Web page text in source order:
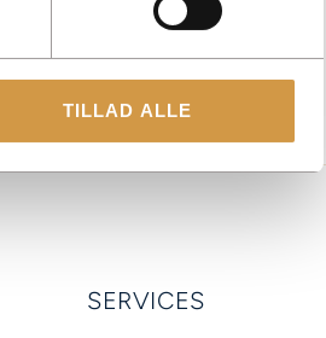
TILLAD ALLE
SERVICES